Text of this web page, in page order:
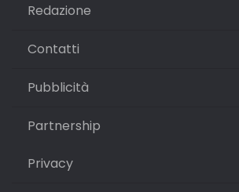
Redazione
Contatti
Pubblicità
Partnership
Privacy